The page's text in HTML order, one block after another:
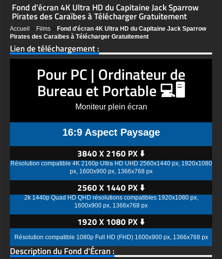
Fond d'écran 4K Ultra HD du Capitaine Jack Sparrow
Pirates des Caraïbes à Télécharger Gratuitement
Accueil Films
Fond d'écran 4K Ultra HD du Capitaine Jack Sparrow
Pirates des Caraïbes à Télécharger Gratuitement
Lien de téléchargement :
Pour PC | Ordinateur de
Bureau et Portable 💻🖥️
Moniteur plein écran
16:9 Aspect Paysage
3840 X 2160 PX ⬇️
Résolution compatible 4K 2160p Ultra HD UHD 2560x1440 px, 1920x1080
px, 1600x900 px, 1366x768 px
2560 X 1440 PX ⬇️
2k 1440p Quad HD QHD résolutions compatibles 1920x1080 px,
1600x900 px, 1366x768 px
1920 X 1080 PX ⬇️
Résolution compatible 1080p Full HD (FHD) 1600x900 px, 1366x768 px
Description du Fond d'Écran :